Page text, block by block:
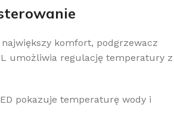
komfort, podgrzewacz
umożliwia regulację temperatury z
pokazuje temperaturę wody i